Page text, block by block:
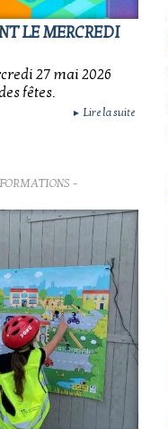
LE MERCREDI
27 mai 2026
fêtes.
► Lire la suite
-